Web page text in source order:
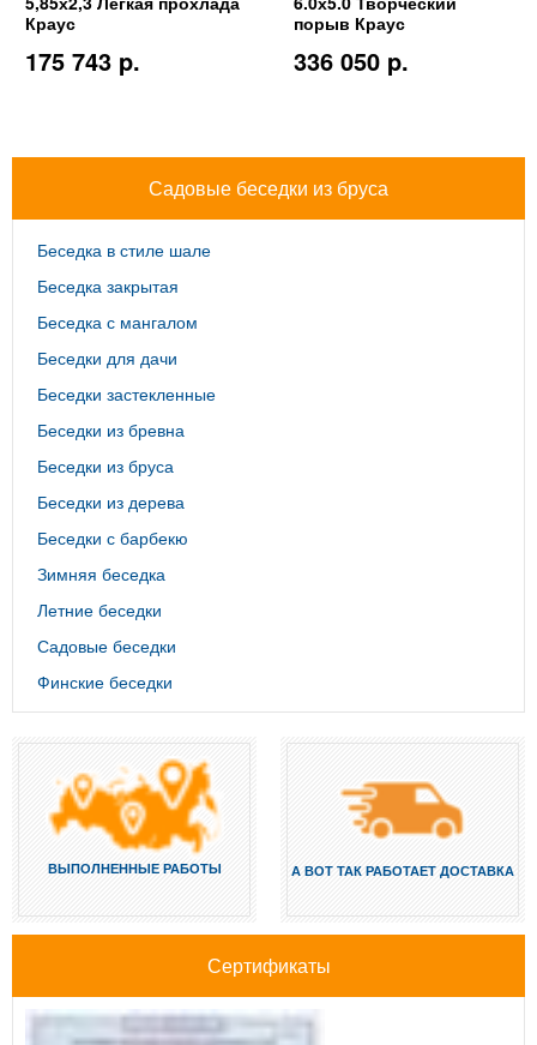
Краус
175 743 p.
порыв Краус
336 050 p.
Садовые беседки из бруса
Беседка в стиле шале
Беседка закрытая
Беседка с мангалом
Беседки для дачи
Беседки застекленные
Беседки из бревна
Беседки из бруса
Беседки из дерева
Беседки с барбекю
Зимняя беседка
Летние беседки
Садовые беседки
Финские беседки
ВЫПОЛНЕННЫЕ РАБОТЫ А ВОТ ТАК РАБОТАЕТ ДОСТАВКА
Сертификаты